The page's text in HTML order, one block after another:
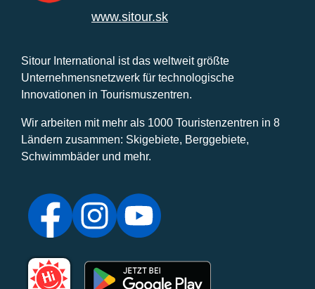
www.sitour.sk
Sitour International ist das weltweit größte
Unternehmensnetzwerk für technologische
Innovationen in Tourismuszentren.
Wir arbeiten mit mehr als 1000 Touristenzentren in 8
Ländern zusammen: Skigebiete, Berggebiete,
Schwimmbäder und mehr.